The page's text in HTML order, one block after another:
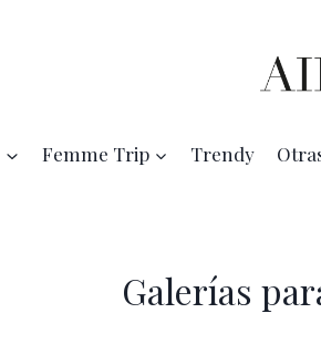
Femme Trip Trendy
Galerías